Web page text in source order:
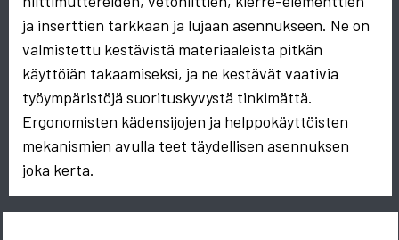
ja inserttien tarkkaan ja lujaan asennukseen. Ne on
valmistettu kestävistä materiaaleista pitkän
käyttöiän takaamiseksi, ja ne kestävät vaativia
työympäristöjä suorituskyvystä tinkimättä.
Ergonomisten kädensijojen ja helppokäyttöisten
mekanismien avulla teet täydellisen asennuksen
joka kerta.